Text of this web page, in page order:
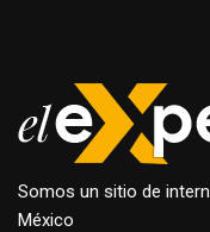
Somos un sitio de
México